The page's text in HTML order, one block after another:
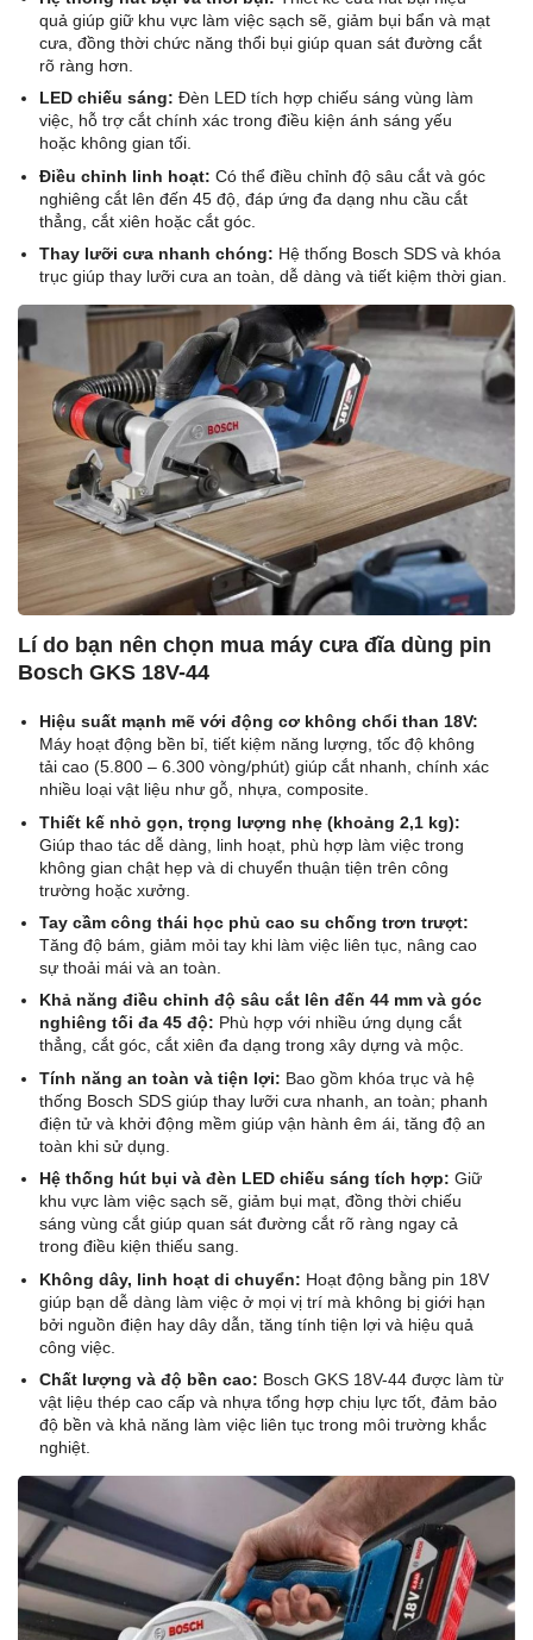
quả giúp giữ khu vực làm việc sạch sẽ, giảm bụi bẩn và mạt
cưa, đồng thời chức năng thổi bụi giúp quan sát đường cắt
rõ ràng hơn.
LED chiếu sáng:Đèn LED tích hợp chiếu sáng vùng làm
việc, hỗ trợ cắt chính xác trong điều kiện ánh sáng yếu
hoặc không gian tối.
Điều chỉnh linh hoạt:Có thể điều chỉnh độ sâu cắt và góc
nghiêng cắt lên đến 45 độ, đáp ứng đa dạng nhu cầu cắt
thẳng, cắt xiên hoặc cắt góc.
Thay lưỡi cưa nhanh chóng: Hệ thống Bosch SDS và khóa
trục giúp thay lưỡi cưa an toàn, dễ dàng và tiết kiệm thời gian.
Lí do bạn nên chọn mua máy cưa đĩa dùng pin
Bosch GKS 18V-44
Hiệu suất mạnh mẽ với động cơ không chổi than 18V:
Máy hoạt động bền bỉ, tiết kiệm năng lượng, tốc độ không
tải cao (5.800 – 6.300 vòng/phút) giúp cắt nhanh, chính xác
nhiều loại vật liệu như gỗ, nhựa, composite.
Thiết kế nhỏ gọn, trọng lượng nhẹ (khoảng 2,1 kg):
Giúp thao tác dễ dàng, linh hoạt, phù hợp làm việc trong
không gian chật hẹp và di chuyển thuận tiện trên công
trường hoặc xưởng.
Tay cầm công thái học phủ cao su chống trơn trượt:
Tăng độ bám, giảm mỏi tay khi làm việc liên tục, nâng cao
sự thoải mái và an toàn.
Khả năng điều chỉnh độ sâu cắt lên đến 44 mm và góc
nghiêng tối đa 45 độ: Phù hợp với nhiều ứng dụng cắt
thẳng, cắt góc, cắt xiên đa dạng trong xây dựng và mộc.
Tính năng an toàn và tiện lợi: Bao gồm khóa trục và hệ
thống Bosch SDS giúp thay lưỡi cưa nhanh, an toàn; phanh
điện tử và khởi động mềm giúp vận hành êm ái, tăng độ an
toàn khi sử dụng.
Hệ thống hút bụi và đèn LED chiếu sáng tích hợp:Giữ
khu vực làm việc sạch sẽ, giảm bụi mạt, đồng thời chiếu
sáng vùng cắt giúp quan sát đường cắt rõ ràng ngay cả
trong điều kiện thiếu sang.
Không dây, linh hoạt di chuyển: Hoạt động bằng pin 18V
giúp bạn dễ dàng làm việc ở mọi vị trí mà không bị giới hạn
bởi nguồn điện hay dây dẫn, tăng tính tiện lợi và hiệu quả
công việc.
Chất lượng và độ bền cao: Bosch GKS 18V-44 được làm từ
vật liệu thép cao cấp và nhựa tổng hợp chịu lực tốt, đảm bảo
độ bền và khả năng làm việc liên tục trong môi trường khắc
nghiệt.